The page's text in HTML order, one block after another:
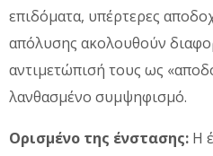
επιδόματα, υπέρτερες
απόλυσης ακολουθούν
αντιμετώπισή τους ως
λανθασμένο συμψηφισμό.
Ορισμένο της ένστασης: Η